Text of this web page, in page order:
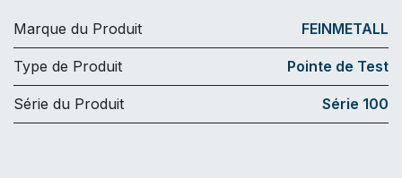
Marque du Produit FEINMETALL
Type de Produit Pointe de Test
Série du Produit Série 100